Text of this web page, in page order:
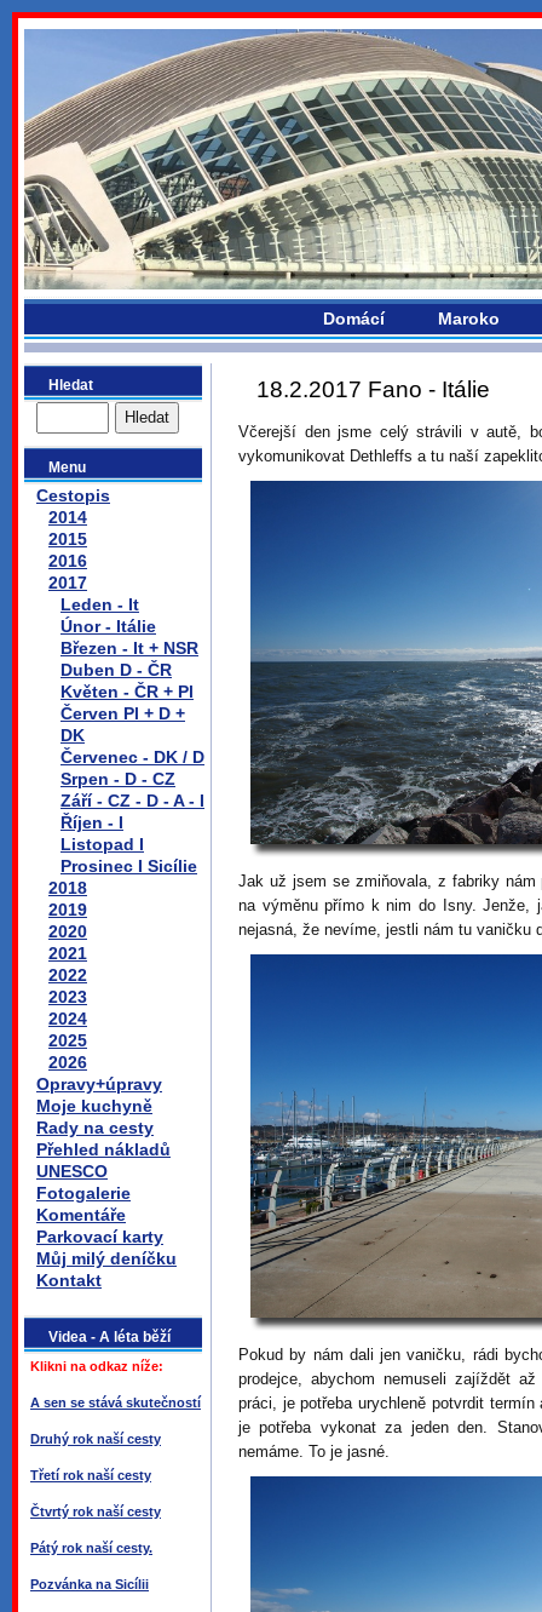
bydlikemevropou.com
Domácí Maroko
Hledat
Menu
Cestopis
2014
2015
2016
2017
Leden - It
Únor - Itálie
Březen - It + NSR
Duben D - ČR
Květen - ČR + Pl
Červen Pl + D +
DK
Červenec - DK / D
Srpen - D - CZ
Září - CZ - D - A - I
Říjen - I
Listopad I
Prosinec I Sicílie
2018
2019
2020
2021
2022
2023
2024
2025
2026
Opravy+úpravy
Moje kuchyně
Rady na cesty
Přehled nákladů
UNESCO
Fotogalerie
Komentáře
Parkovací karty
Můj milý deníčku
Kontakt
Videa - A léta běží
Klikni na odkaz níže:
A sen se stává skutečností
Druhý rok naší cesty
Třetí rok naší cesty
Čtvrtý rok naší cesty
Pátý rok naší cesty.
Pozvánka na Sicílii
18.2.2017 Fano - Itálie
Včerejší den jsme celý strávili v autě,
vykomunikovat Dethleffs a tu naší
Jak už jsem se zmiňovala, z fabriky
na výměnu přímo k nim do Isny.
nejasná, že nevíme, jestli nám tu vaničku
Pokud by nám dali jen vaničku, rádi
prodejce, abychom nemuseli zajíždět
práci, je potřeba urychleně potvrdit
je potřeba vykonat za jeden den.
nemáme. To je jasné.